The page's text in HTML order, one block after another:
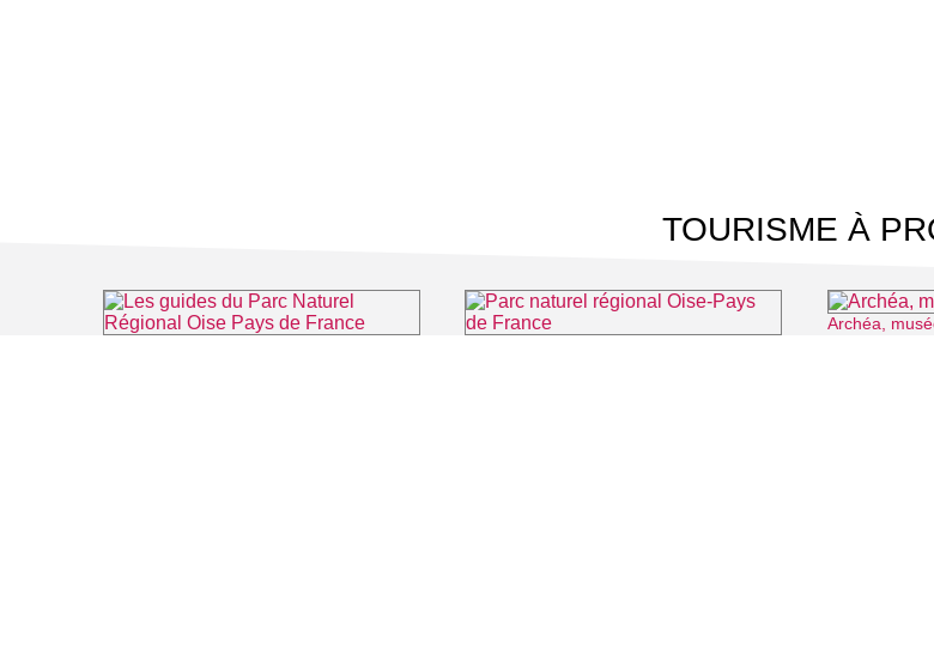
TOURISME À
Archéa,